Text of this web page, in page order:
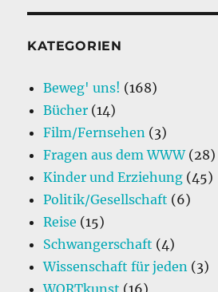
KATEGORIEN
Beweg' uns! (168)
Bücher (14)
Film/Fernsehen (3)
Fragen aus dem WWW(28)
Kinder und Erziehung (45)
Politik/Gesellschaft (6)
Reise (15)
Schwangerschaft (4)
Wissenschaft für jeden (3)